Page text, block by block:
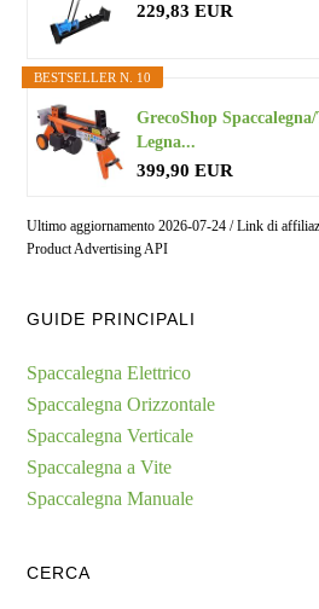
229,83 EUR
BESTSELLER N. 10
GrecoShop
Legna...
399,90 EUR
Ultimo aggiornamento 2026-07-24 / Link di
Product Advertising API
GUIDE PRINCIPALI
Spaccalegna Elettrico
Spaccalegna Orizzontale
Spaccalegna Verticale
Spaccalegna a Vite
Spaccalegna Manuale
CERCA